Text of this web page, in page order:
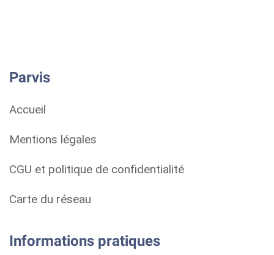
Parvis
Accueil
Mentions légales
CGU et politique de confidentialité
Carte du réseau
Informations pratiques